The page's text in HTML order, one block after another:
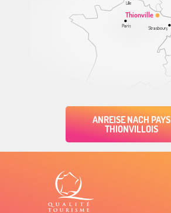
Thionville
Lille
Paris Strasbourg
ANREISE NACH PAYS
THIONVILLOIS